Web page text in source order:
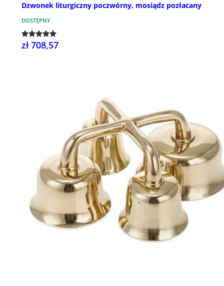
Dzwonek liturgiczny poczwórny, mosiądz pozłacany
DOSTĘPNY
zł 708,57